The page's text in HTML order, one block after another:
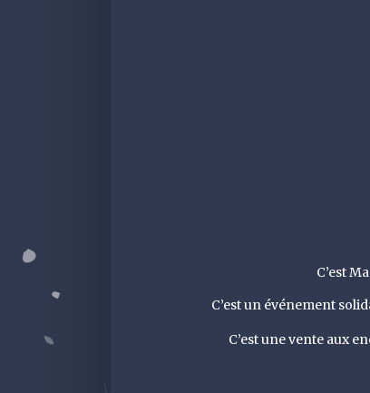
C’est
C’est un événement
C’est une vente aux